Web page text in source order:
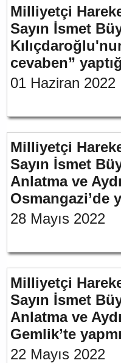
Milliyetçi
Sayın İsmet
cevaben”
01 Haziran 2022
Milliyetçi
Sayın İsmet
Anlatma ve
Osmangazi’de
28 Mayıs 2022
Milliyetçi
Sayın İsmet
Anlatma ve
Gemlik’te
22 Mayıs 2022